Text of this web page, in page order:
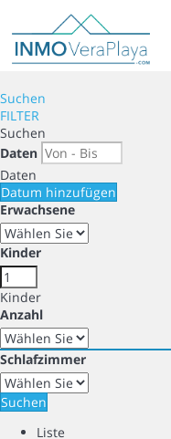
Suchen
FILTER
Suchen
Daten
Daten
Datum hinzufügen
Erwachsene
Kinder
Kinder
Anzahl
Schlafzimmer
Suchen
Liste